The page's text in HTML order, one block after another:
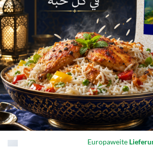
Europaweite